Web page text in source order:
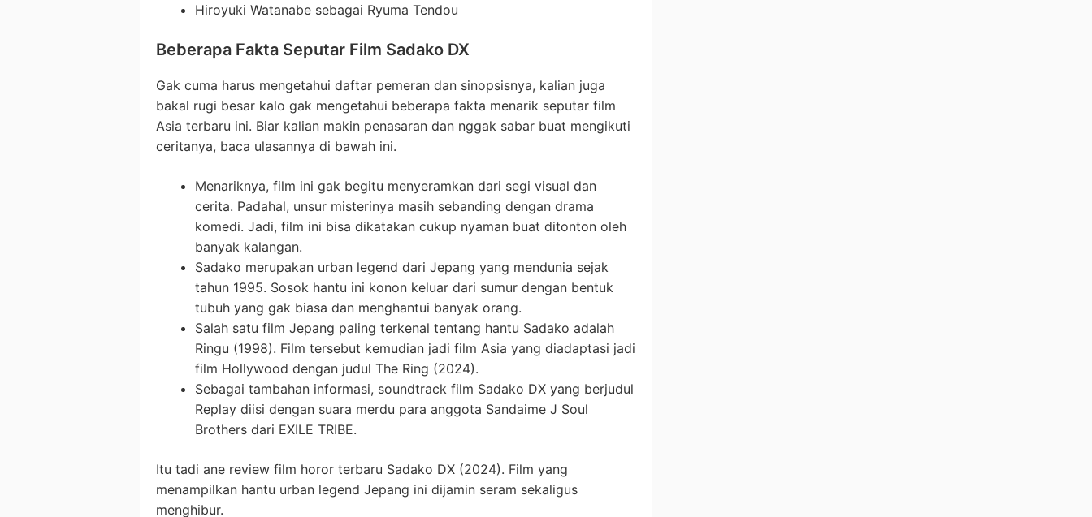
Hiroyuki Watanabe sebagai Ryuma Tendou
Beberapa Fakta Seputar Film Sadako DX
Gak cuma harus mengetahui daftar pemeran dan sinopsisnya, kalian juga
bakal rugi besar kalo gak mengetahui beberapa fakta menarik seputar film
Asia terbaru ini. Biar kalian makin penasaran dan nggak sabar buat mengikuti
ceritanya, baca ulasannya di bawah ini.
Menariknya, film ini gak begitu menyeramkan dari segi visual dan
cerita. Padahal, unsur misterinya masih sebanding dengan drama
komedi. Jadi, film ini bisa dikatakan cukup nyaman buat ditonton oleh
banyak kalangan.
Sadako merupakan urban legend dari Jepang yang mendunia sejak
tahun 1995. Sosok hantu ini konon keluar dari sumur dengan bentuk
tubuh yang gak biasa dan menghantui banyak orang.
Salah satu film Jepang paling terkenal tentang hantu Sadako adalah
Ringu (1998). Film tersebut kemudian jadi film Asia yang diadaptasi jadi
film Hollywood dengan judul The Ring (2024).
Sebagai tambahan informasi, soundtrack film Sadako DX yang berjudul
Replay diisi dengan suara merdu para anggota Sandaime J Soul
Brothers dari EXILE TRIBE.
Itu tadi ane review film horor terbaru Sadako DX (2024). Film yang
menampilkan hantu urban legend Jepang ini dijamin seram sekaligus
menghibur.